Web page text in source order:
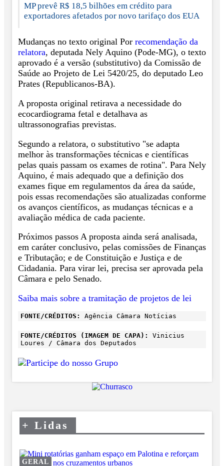
MP prevê R$ 18,5 bilhões em crédito para
exportadores afetados por novo tarifaço dos EUA
Mudanças no texto original Por recomendação da
relatora, deputada Nely Aquino (Pode-MG), o texto
aprovado é a versão (substitutivo) da Comissão de
Saúde ao Projeto de Lei 5420/25, do deputado Leo
Prates (Republicanos-BA).
A proposta original retirava a necessidade do
ecocardiograma fetal e detalhava as
ultrassonografias previstas.
Segundo a relatora, o substitutivo "se adapta
melhor às transformações técnicas e científicas
pelas quais passam os exames de rotina". Para Nely
Aquino, é mais adequado que a definição dos
exames fique em regulamentos da área da saúde,
pois essas recomendações são atualizadas conforme
os avanços científicos, as mudanças técnicas e a
avaliação médica de cada paciente.
Próximos passos A proposta ainda será analisada,
em caráter conclusivo, pelas comissões de Finanças
e Tributação; e de Constituição e Justiça e de
Cidadania. Para virar lei, precisa ser aprovada pela
Câmara e pelo Senado.
Saiba mais sobre a tramitação de projetos de lei
FONTE/CRÉDITOS: Agência Câmara Notícias
FONTE/CRÉDITOS (IMAGEM DE CAPA):
Vinicius
Loures / Câmara dos Deputados
+ Lidas
GERAL